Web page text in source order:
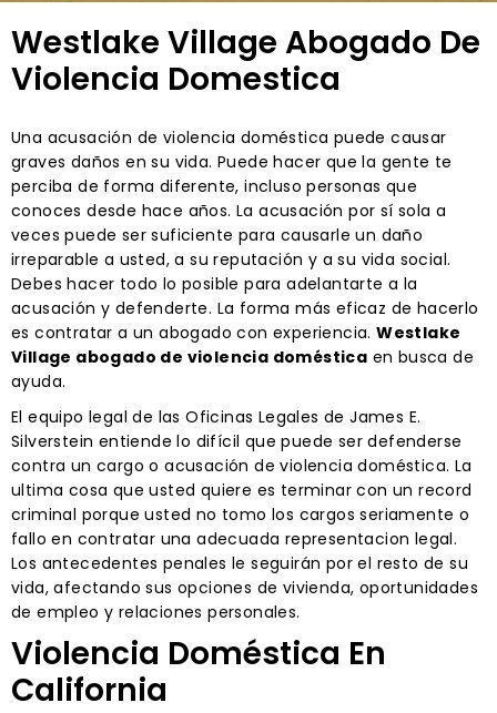
Westlake Village Abogado De
Violencia Domestica
Una acusación de violencia doméstica puede causar
graves daños en su vida. Puede hacer que la gente te
perciba de forma diferente, incluso personas que
conoces desde hace años. La acusación por sí sola a
veces puede ser suficiente para causarle un daño
irreparable a usted, a su reputación y a su vida social.
Debes hacer todo lo posible para adelantarte a la
acusación y defenderte. La forma más eficaz de hacerlo
es contratar a un abogado con experiencia.Westlake
Village abogado de violencia doméstica en busca de
ayuda.
El equipo legal de las Oficinas Legales de James E.
Silverstein entiende lo difícil que puede ser defenderse
contra un cargo o acusación de violencia doméstica. La
ultima cosa que usted quiere es terminar con un record
criminal porque usted no tomo los cargos seriamente o
fallo en contratar una adecuada representacion legal.
Los antecedentes penales le seguirán por el resto de su
vida, afectando sus opciones de vivienda, oportunidades
de empleo y relaciones personales.
Violencia Doméstica En
California